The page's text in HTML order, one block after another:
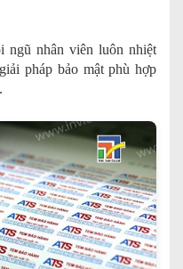
ngũ nhân viên luôn nhiệt
pháp bảo mật phù hợp